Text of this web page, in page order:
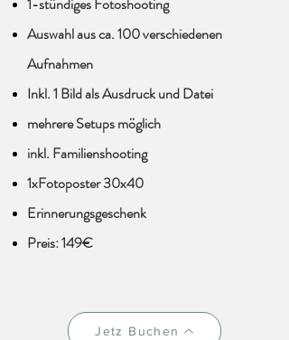
1-stündiges Fotoshooting
Auswahl aus ca. 100 verschiedenen
Aufnahmen
Inkl. 1 Bild als Ausdruck und Datei
mehrere Setups möglich
inkl. Familienshooting
1xFotoposter 30x40
Erinnerungsgeschenk
Preis: 149€
Jetz Buchen